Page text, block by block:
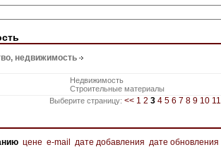
недвижимость
Недвижимость
Строительные материалы
Выберите страницу: << 1 2 3 4 5 6 7 8 9 10 11
цене e-mail дате добавления дате обновления